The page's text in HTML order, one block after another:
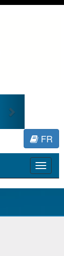
FR
Toggle